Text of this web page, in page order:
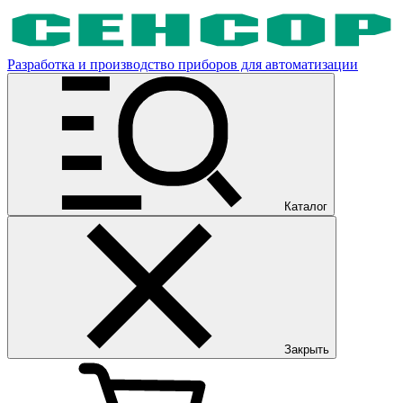
Разработка и производство приборов для автоматизации
Каталог
Закрыть